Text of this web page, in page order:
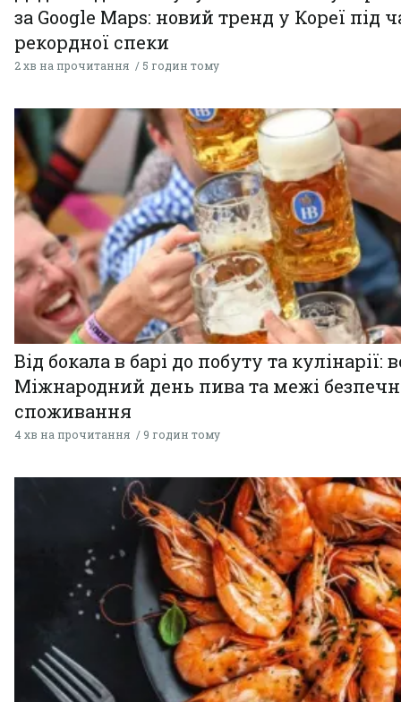
за Google Maps: новий тренд у Кореї під
рекордної спеки
2 хв на прочитання 5 годин тому
Від бокала в барі до побуту та кулінарії:
Міжнародний день пива та межі
споживання
4 хв на прочитання 9 годин тому